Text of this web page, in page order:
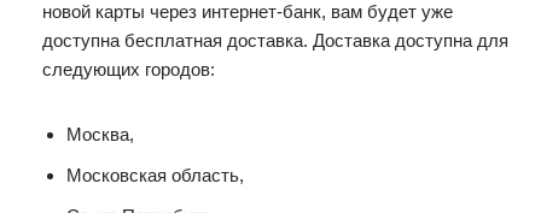
новой карты через интернет-банк, вам будет уже
доступна бесплатная доставка. Доставка доступна для
следующих городов:
Москва,
Московская область,